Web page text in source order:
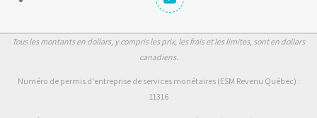
Tous les montants en dollars, y compris les prix, les frais et les limites, sont en dollars
canadiens.
Numéro de permis d'entreprise de services monétaires (ESM Revenu Québec) :
11316